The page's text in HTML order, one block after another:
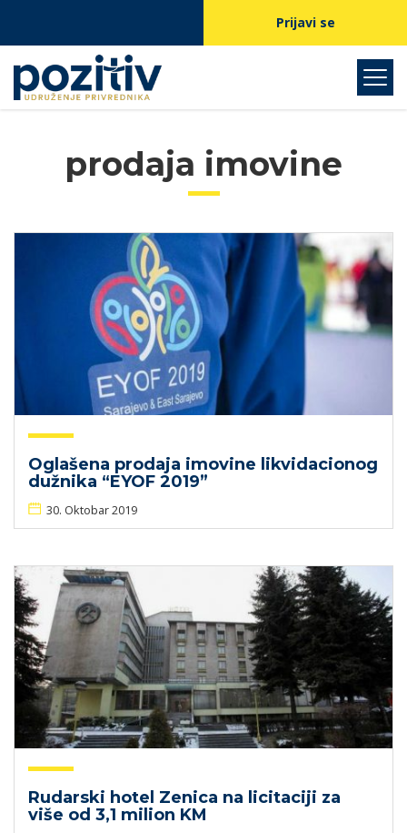
Prijavi se
prodaja imovine
Oglašena prodaja imovine likvidacionog
dužnika “EYOF 2019”
30. Oktobar 2019
Rudarski hotel Zenica na licitaciji za
više od 3,1 milion KM